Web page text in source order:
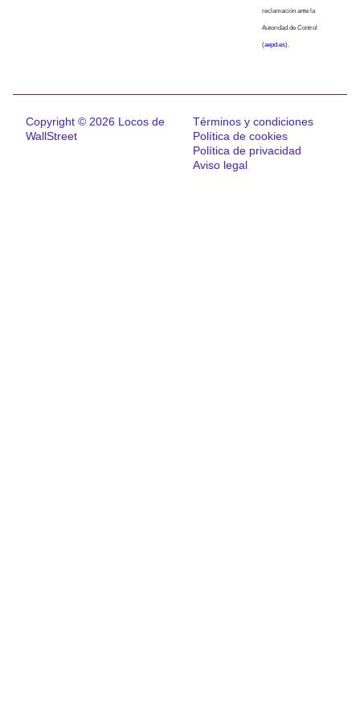
reclamación ante la
Autoridad de Control
(aepd.es).
Copyright © 2026 Locos de
WallStreet
Términos y condiciones
Política de cookies
Política de privacidad
Aviso legal